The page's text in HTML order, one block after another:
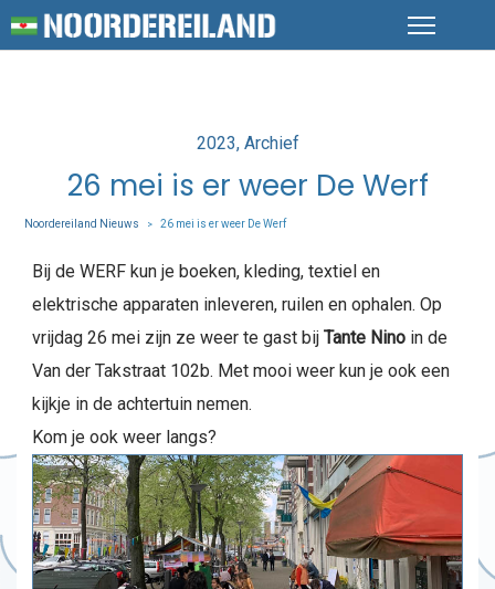
Posted
2023 Archief
26 mei is er weer De Werf
Noordereiland Nieuws > 26 mei is er weer De Werf
Bij de WERF kun je boeken, kleding, textiel en
elektrische apparaten inleveren, ruilen en ophalen. Op
vrijdag 26 mei zijn ze weer te gast bij Tante Nino in de
Van der Takstraat 102b. Met mooi weer kun je ook een
kijkje in de achtertuin nemen.
Kom je ook weer langs?